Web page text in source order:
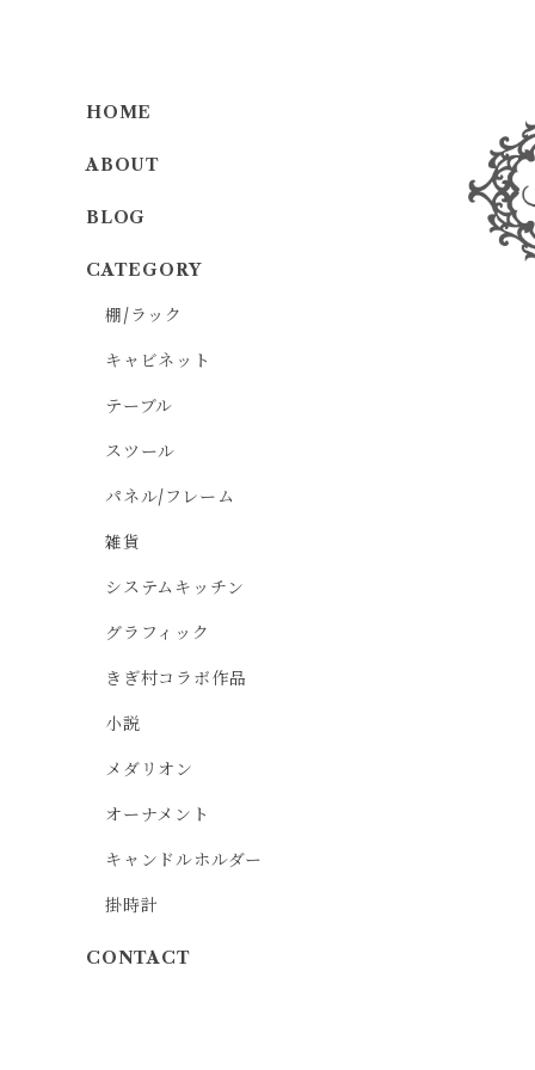
HOME
ABOUT
BLOG
CATEGORY
棚/ラック
キャビネット
テーブル
スツール
パネル/フレーム
雑貨
システムキッチン
グラフィック
きぎ村コラボ作品
小説
メダリオン
オーナメント
キャンドルホルダー
掛時計
CONTACT